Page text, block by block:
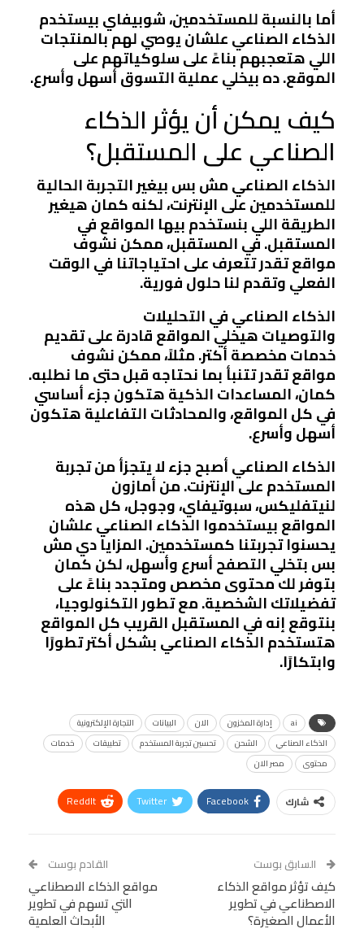
أما بالنسبة للمستخدمين، شوبيفاي بيستخدم
الذكاء الصناعي علشان يوصي لهم بالمنتجات
اللي هتعجبهم بناءً على سلوكياتهم على
الموقع. ده بيخلي عملية التسوق أسهل وأسرع.
كيف يمكن أن يؤثر الذكاء
الصناعي على المستقبل؟
الذكاء الصناعي مش بس بيغير التجربة الحالية
للمستخدمين على الإنترنت، لكنه كمان هيغير
الطريقة اللي بنستخدم بيها المواقع في
المستقبل. في المستقبل، ممكن نشوف
مواقع تقدر تتعرف على احتياجاتنا في الوقت
الفعلي وتقدم لنا حلول فورية.
الذكاء الصناعي في التحليلات
والتوصياتهيخلي المواقع قادرة على تقديم
خدمات مخصصة أكتر. مثلاً، ممكن نشوف
مواقع تقدر تتنبأ بما نحتاجه قبل حتى ما نطلبه.
كمان، المساعدات الذكية هتكون جزء أساسي
في كل المواقع، والمحادثات التفاعلية هتكون
أسهل وأسرع.
الذكاء الصناعي أصبح جزء لا يتجزأ من تجربة
المستخدم على الإنترنت. من أمازون
لنيتفليكس، سبوتيفاي، وجوجل، كل هذه
المواقع بيستخدموا الذكاء الصناعي علشان
يحسنوا تجربتنا كمستخدمين. المزايا دي مش
بس بتخلي التصفح أسرع وأسهل، لكن كمان
بتوفر لك محتوى مخصص ومتجدد بناءً على
تفضيلاتك الشخصية. مع تطور التكنولوجيا،
بنتوقع إنه في المستقبل القريب كل المواقع
هتستخدم الذكاء الصناعي بشكل أكتر تطورًا
وابتكارًا.
ai إدارة المخزون الان البيانات
التجارة الإلكترونية
الذكاء الصناعي
الشحن تحسين تجربة المستخدم تطبيقات
خدمات
محتوى
مصر الان
شارك Facebook
Twitter
ReddIt
Tumblr
البريد الإلكتروني
StumbleUpon
VK
Digg
LINE
Viber
السابق بوست
كيف تؤثر مواقع الذكاء
الاصطناعي في تطوير
الأعمال الصغيرة؟
القادم بوست
مواقع الذكاء الاصطناعي
التي تسهم في تطوير
الأبحاث العلمية